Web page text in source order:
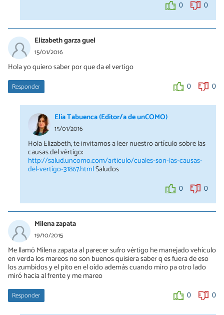
0 0
Elizabeth garza guel
15/01/2016
Hola yo quiero saber por que da el vertigo
Responder 0 0
Elia Tabuenca (Editor/a de unCOMO)
15/01/2016
Hola Elizabeth, te invitamos a leer nuestro artículo sobre las
causas del vértigo:
http://salud.uncomo.com/articulo/cuales-son-las-causas-
del-vertigo-31867.htmlSaludos
0 0
Milena zapata
19/10/2015
Me llamó Milena zapata al parecer sufro vértigo he manejado vehículo
en verda los mareos no son buenos quisiera saber q es fuera de eso
los zumbidos y el pito en el oído además cuando miro pa otro lado
miró hacia al frente y me mareo
Responder 0 0